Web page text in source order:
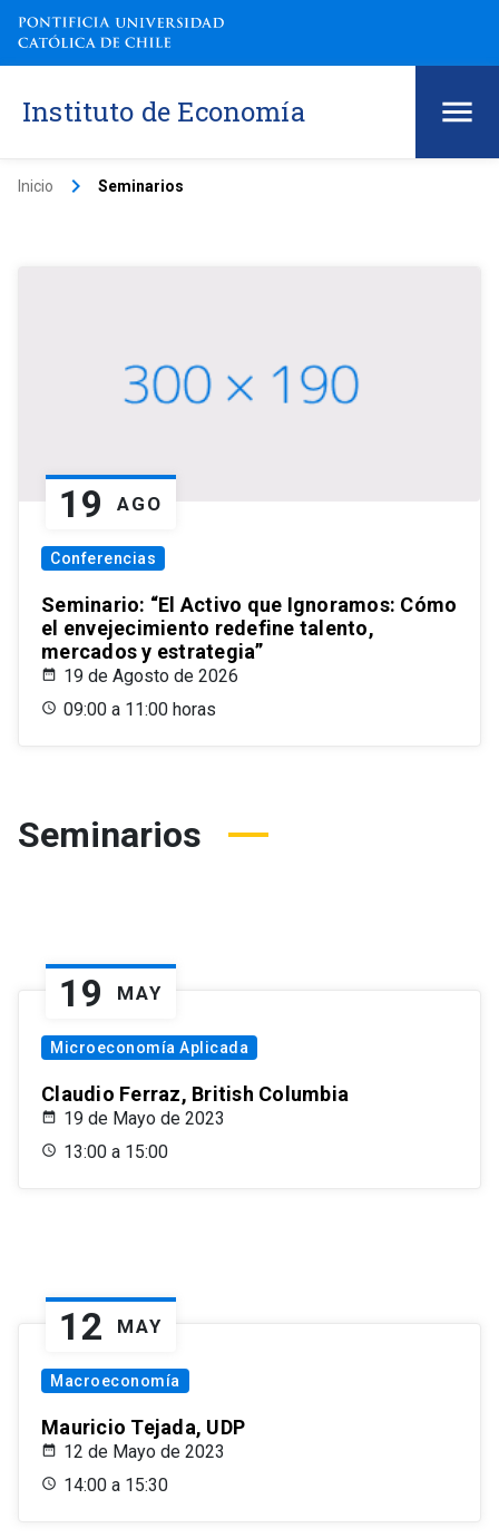
Instituto de Economía
Inicio keyboard_arrow_right Seminarios
19 AGO
Conferencias
Seminario: “El Activo que Ignoramos: Cómo
el envejecimiento redefine talento,
mercados y estrategia”
19 de Agosto de 2026
09:00 a 11:00 horas
Seminarios
19 MAY
Microeconomía Aplicada
Claudio Ferraz, British Columbia
19 de Mayo de 2023
13:00 a 15:00
12 MAY
Macroeconomía
Mauricio Tejada, UDP
12 de Mayo de 2023
14:00 a 15:30